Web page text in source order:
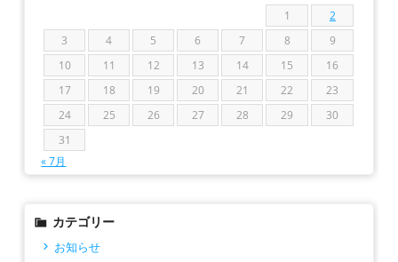
1
2
3
4 5 6 7 8
9
10
11 12 13 14 15
16
17
18 19 20 21 22
23
24
25 26 27 28 29
30
31
« 7月
カテゴリー
お知らせ